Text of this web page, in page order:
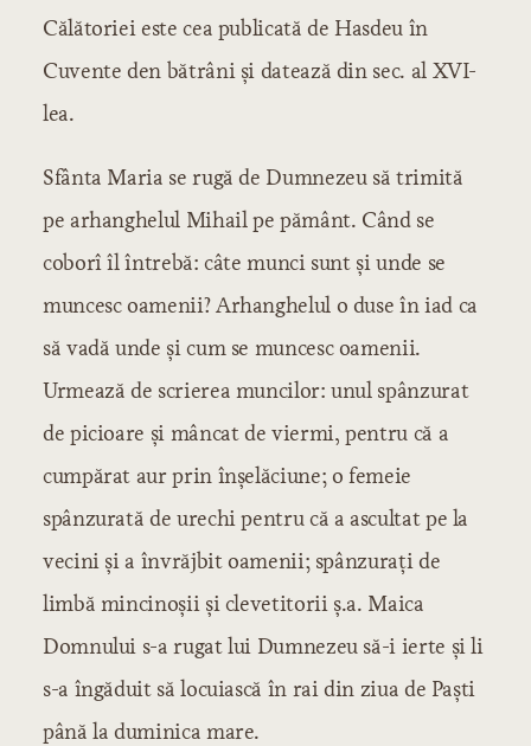
Călătoriei este cea publicată de Hasdeu în
Cuvente den bătrâni şi datează din sec. al XVI-
lea.
Sfânta Maria se rugă de Dumnezeu să trimită
pe arhanghelul Mihail pe pământ. Când se
coborî îl întrebă: câte munci sunt şi unde se
muncesc oamenii? Arhanghelul o duse în iad ca
să vadă unde şi cum se muncesc oamenii.
Urmează de scrierea muncilor: unul spânzurat
de picioare şi mâncat de viermi, pentru că a
cumpărat aur prin înşelăciune; o femeie
spânzurată de urechi pentru că a ascultat pe la
vecini şi a învrăjbit oamenii; spânzuraţi de
limbă mincinoşii şi clevetitorii ş.a. Maica
Domnului s-a rugat lui Dumnezeu să-i ierte şi li
s-a îngăduit să locuiască în rai din ziua de Paşti
până la duminica mare.